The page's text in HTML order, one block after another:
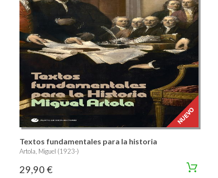
Textos fundamentales para la historia
Artola, Miguel (1923-)
29,90 €